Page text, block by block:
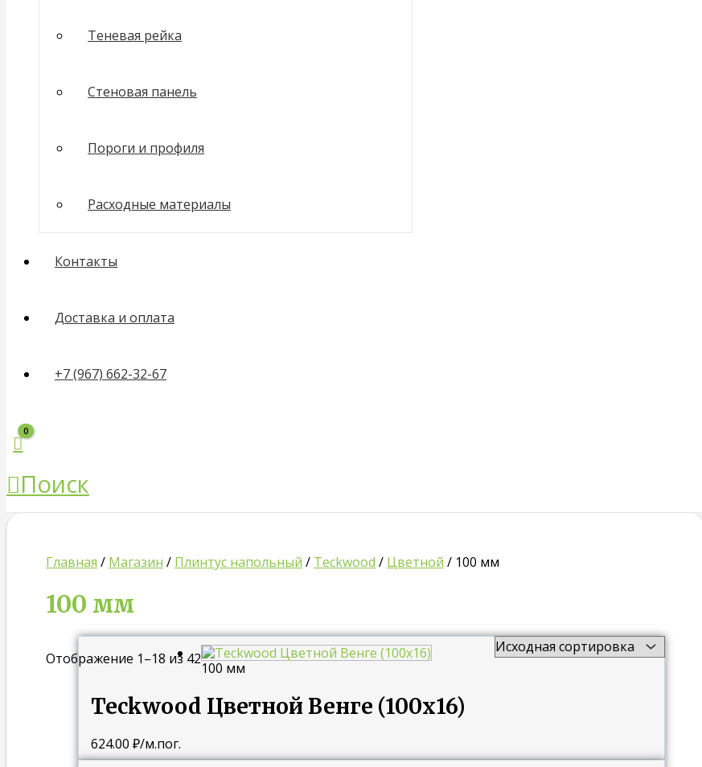
Теневая рейка
Стеновая панель
Пороги и профиля
Расходные материалы
Контакты
Доставка и оплата
+7 (967) 662-32-67
Поиск
Главная / Магазин / Плинтус напольный / Teckwood / Цветной / 100 мм
100 мм
Отображение 1–18 из 42
100 мм
Teckwood Цветной Венге (100х16)
624.00 ₽/м.пог.